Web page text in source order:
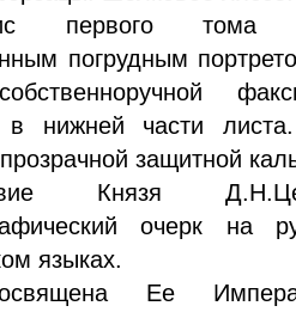
первого тома
погрудным
в нижней части
защитной
Князя
очерк на
языках.
Ее